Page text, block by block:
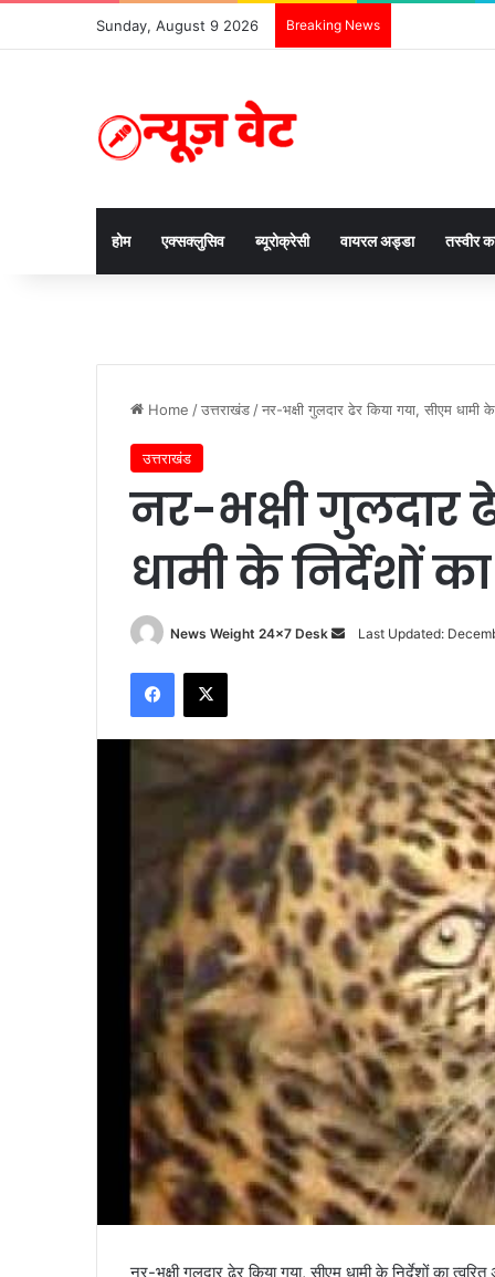
Sunday, August 9 2026 Breaking News
होम एक्सक्लुसिव ब्यूरोक्रेसी वायरल अड्डा तस्वीर
Home /उत्तराखंड /नर-भक्षी गुलदार ढेर किया गया, सीएम धामी
उत्तराखंड
नर-भक्षी गुलदार
धामी के निर्देशों
News Weight 24x7 Desk
a
e
m
a
i
l
Last Updated:
नर-भक्षी गुलदार ढेर किया गया, सीएम धामी के निर्देशों का